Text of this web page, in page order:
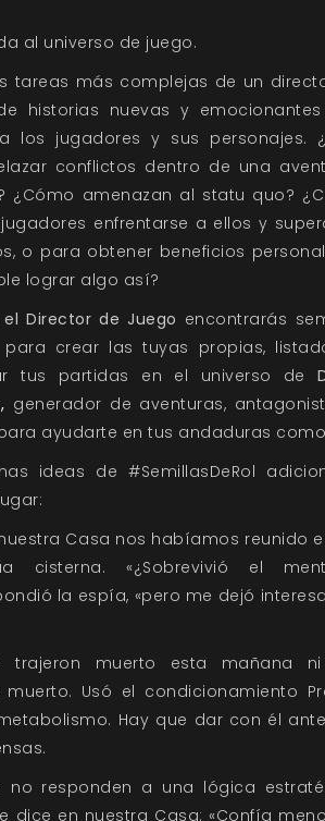
al universo de juego.
tareas más complejas de un
historias nuevas y
los jugadores y sus personajes.
conflictos dentro de una
¿Cómo amenazan al statu quo?
enfrentarse a ellos y
o para obtener beneficios
lograr algo así?
el Director de Juego encontrarás
para crear las tuyas propias,
tus partidas en el universo de
, generador de aventuras,
ayudarte en tus andaduras como
ideas de #SemillasDeRol
Casa nos habíamos reunido
«¿Sobrevivió el
la espía, «pero me dejó
trajeron muerto esta mañana
Usó el condicionamiento
Hay que dar con él
no responden a una lógica
dice en nuestra Casa: «Confía